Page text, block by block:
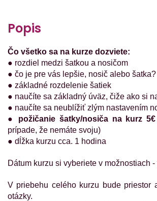
Popis
Čo všetko sa na kurze dozviete:
● rozdiel medzi šatkou a nosičom
● čo je pre vás lepšie, nosič alebo šatka?
● základné rozdelenie šatiek
● naučíte sa základný úväz, čiže ako si
● naučíte sa neublížiť zlým nastavením
● požičanie šatky/nosiča na kurz
prípade, že nemáte svoju)
● dĺžka kurzu cca. 1 hodina
Dátum kurzu si vyberiete v možnostiach -
V priebehu celého kurzu bude priestor
otázky.